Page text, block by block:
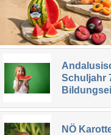
Schuljahr
NÖ